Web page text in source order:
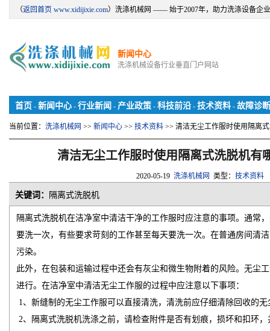
（返回首页 www.xidijixie.com）洗涤机械网 —— 始于2007年，助力洗涤设备企
新闻中心
洗涤机械设备行业垂直门户网站
首页 - 新闻中心 - 行业新闻 - 产业政策 - 科技前沿 - 技术资料 - 故障诊断
当前位置： 洗涤机械网 >> 新闻中心 >> 技术资料 >> 清洁无尘工作服时使用隔离
清洁无尘工作服时使用隔离式洗脱机有
2020-05-19 洗涤机械网 类型： 技术资料
关键词： 隔离式洗脱机
隔离式洗脱机在洁净室中清洁干净的工作服时应注意的事项。通常
要洗一次，有些要求苛刻的工作甚至每天要洗一次。在普通房间清
污染。
此外，在包装和运输过程中还会有灰尘和微生物附着的风险。无尘
进行。在洁净室中清洁无尘工作服的过程中应注意以下事项：
1、新缝制的无尘工作服可以直接清洗，清洗前应仔细清除回收的
2、隔离式洗脱机洗涤之前，请检查附件是否有划痕，损坏和扣环